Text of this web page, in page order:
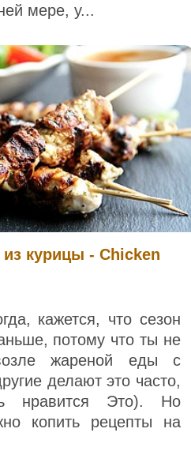
мере, у...
курицы - Chicken
кажется, что сезон
потому что ты не
жареной еды с
делают это часто,
нравится Это). Но
копить рецепты на